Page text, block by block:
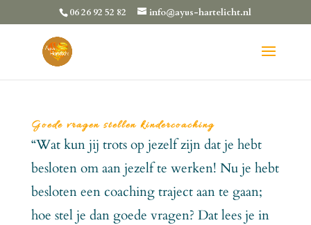
06 26 92 52 82 info@ayus-hartelicht.nl
Goede vragen stellen kindercoaching
“Wat kun jij trots op jezelf zijn dat je hebt
besloten om aan jezelf te werken! Nu je hebt
besloten een coaching traject aan te gaan;
hoe stel je dan goede vragen? Dat lees je in